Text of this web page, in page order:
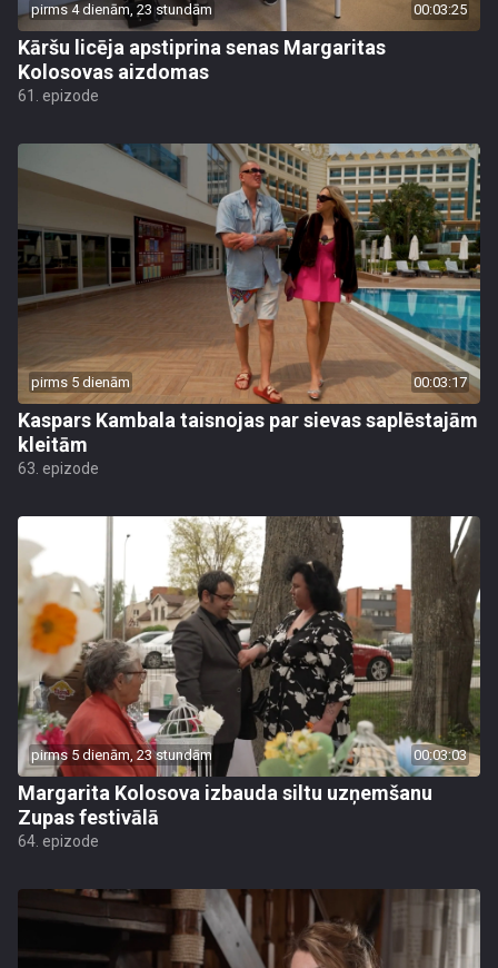
pirms 4 dienām, 23 stundām 00:03:25
Kāršu licēja apstiprina senas Margaritas
Kolosovas aizdomas
61. epizode
pirms 5 dienām 00:03:17
Kaspars Kambala taisnojas par sievas saplēstajām
kleitām
63. epizode
pirms 5 dienām, 23 stundām 00:03:03
Margarita Kolosova izbauda siltu uzņemšanu
Zupas festivālā
64. epizode